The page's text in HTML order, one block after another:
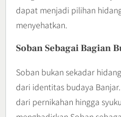
dapat menjadi pilihan
menyehatkan.
Soban Sebagai Bagian
Soban bukan sekadar
dari identitas budaya
dari pernikahan hingga